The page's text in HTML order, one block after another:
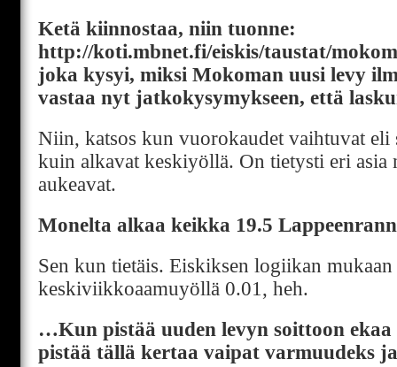
Ketä kiinnostaa, niin tuonne:
http://koti.mbnet.fi/eiskis/taustat/
joka kysyi, miksi Mokoman uusi levy
vastaa nyt jatkokysymykseen, että
Niin, katsos kun vuorokaudet vaihtuvat eli
kuin alkavat keskiyöllä. On tietysti eri
aukeavat.
Monelta alkaa keikka 19.5
Sen kun tietäis. Eiskiksen logiikan mukaan
keskiviikkoaamuyöllä 0.01, heh.
…Kun pistää uuden levyn soittoon
pistää tällä kertaa vaipat varmuudeks